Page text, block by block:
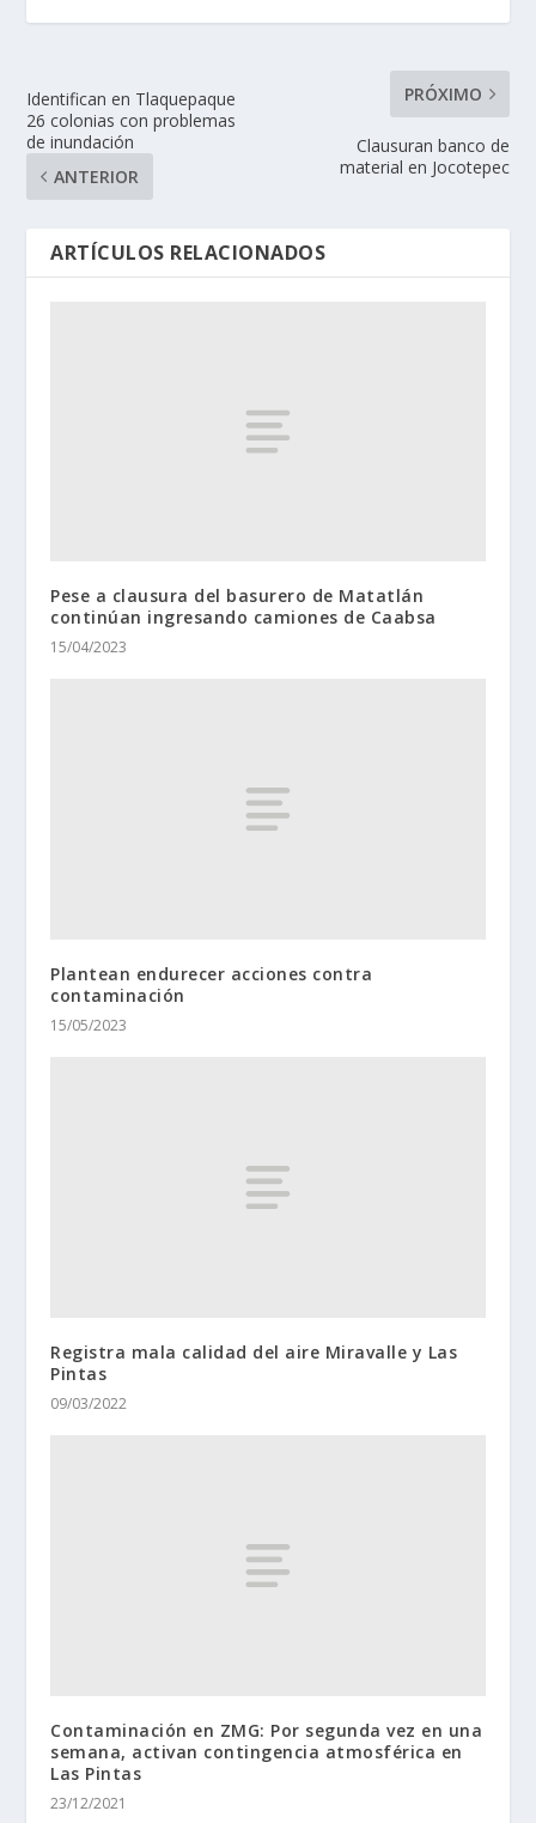
Identifican en Tlaquepaque
26 colonias con problemas
de inundación
ANTERIOR
PRÓXIMO
Clausuran banco de
material en Jocotepec
ARTÍCULOS RELACIONADOS
Pese a clausura del basurero de Matatlán
continúan ingresando camiones de Caabsa
15/04/2023
Plantean endurecer acciones contra
contaminación
15/05/2023
Registra mala calidad del aire Miravalle y Las
Pintas
09/03/2022
Contaminación en ZMG: Por segunda vez en una
semana, activan contingencia atmosférica en
Las Pintas
23/12/2021